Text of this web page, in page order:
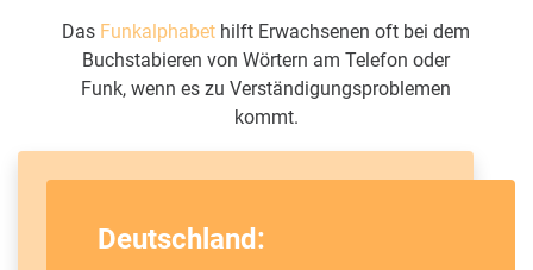
Das Funkalphabet hilft Erwachsenen oft bei dem
Buchstabieren von Wörtern am Telefon oder
Funk, wenn es zu Verständigungsproblemen
kommt.
Deutschland: